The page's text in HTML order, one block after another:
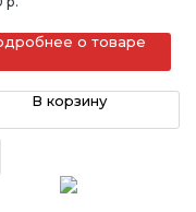
о товаре
В корзину